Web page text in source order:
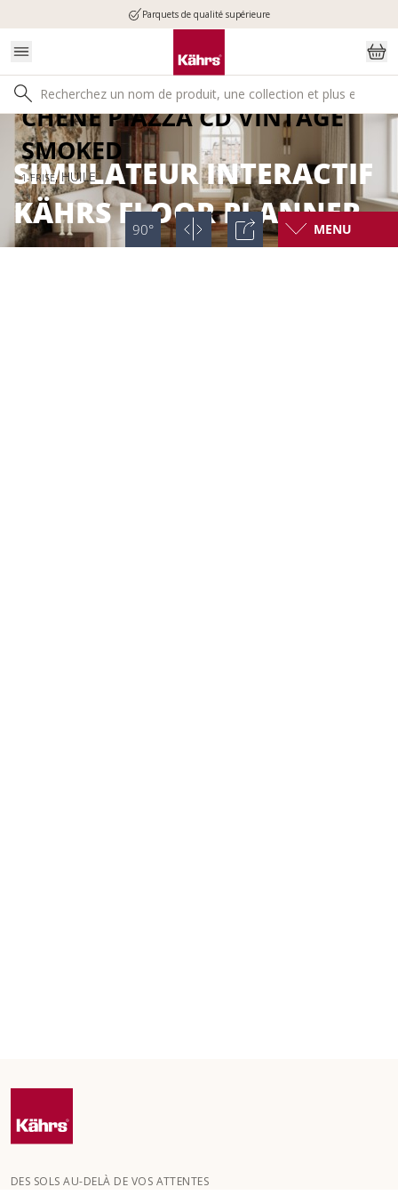
Parquets de qualité supérieure
DES SOLS AU-DELÀ DE VOS ATTENTES